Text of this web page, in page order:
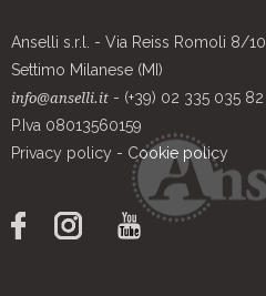
Anselli s.r.l. - Via Reiss Romoli 8/10
Settimo Milanese (MI)
info@anselli.it - (+39) 02 335 035 82
P.Iva 08013560159
Privacy policy - Cookie policy